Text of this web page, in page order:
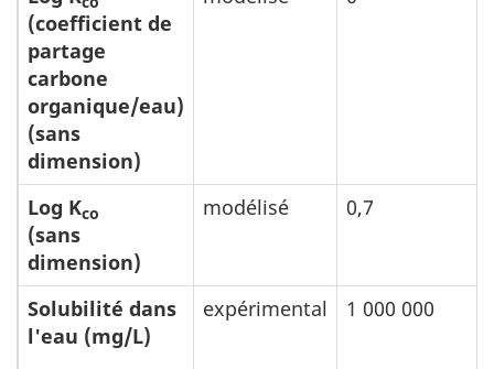
(coefficient de
partage
carbone
organique/eau)
(sans
dimension)
Log Kco
(sans
dimension)
modélisé 0,7
Solubilité dans
l'eau (mg/L)
expérimental 1 000 000